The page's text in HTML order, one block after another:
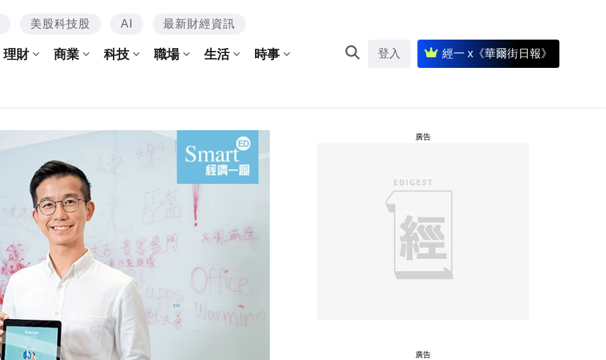
美股科技股 AI 最新財經資訊
理財 商業 科技 職場 生活 時事 登入 經一 x《華爾街日報》
廣告
廣告